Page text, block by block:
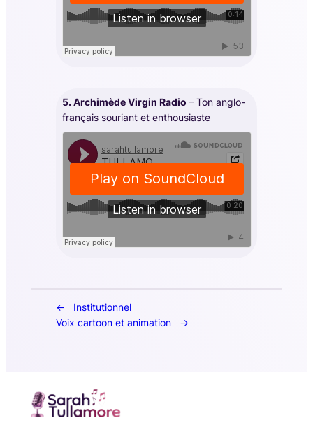
5. Archimède Virgin Radio – Ton anglo-
français souriant et enthousiaste
Institutionnel
Voix cartoon et animation